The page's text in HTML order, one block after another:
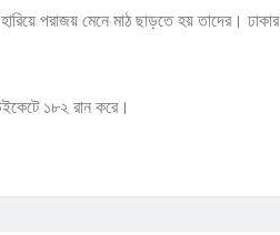
পরাজয় মেনে মাঠ ছাড়তে হয় তাদের। ঢাকার
১৮২ রান করে।